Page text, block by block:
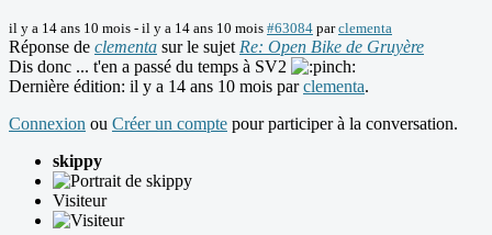
il y a 14 ans 10 mois - il y a 14 ans 10 mois #63084 parclementa
Réponse de clementa sur le sujet Re: Open Bike de Gruyère
Dis donc ... t'en a passé du temps à SV2
Dernière édition: il y a 14 ans 10 mois parclementa.
Connexion ou Créer un compte pour participer à la conversation.
skippy
Visiteur